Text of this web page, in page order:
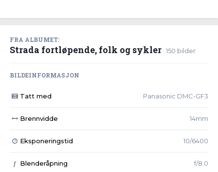
FRA ALBUMET:
Strada fortløpende, folk og sykler · 150 bilder
BILDEINFORMASJON
Tatt med Panasonic DMC-GF3
Brennvidde 14mm
Eksponeringstid 10/6400
f Blenderåpning f/8.0